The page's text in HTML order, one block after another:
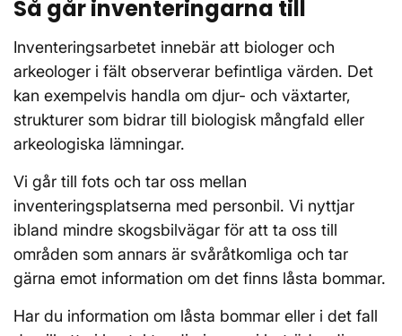
Så går inventeringarna till
Inventeringsarbetet innebär att biologer och
arkeologer i fält observerar befintliga värden. Det
kan exempelvis handla om djur- och växtarter,
strukturer som bidrar till biologisk mångfald eller
arkeologiska lämningar.
Vi går till fots och tar oss mellan
inventeringsplatserna med personbil. Vi nyttjar
ibland mindre skogsbilvägar för att ta oss till
områden som annars är svåråtkomliga och tar
gärna emot information om det finns låsta bommar.
Har du information om låsta bommar eller i det fall